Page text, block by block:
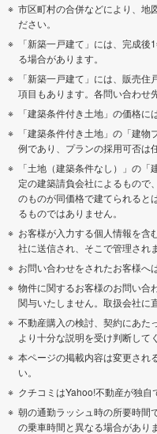
市区町村の合併などにより、地
ださい。
「新築一戸建て」には、完成
る場合があります。
「新築一戸建て」には、販売
項目もあります。各問い合わせ
「建築条件付き土地」の価格に
「建築条件付き土地」の「建
例であり、プランの採用可否は
「土地（建築条件なし）」の
定の建築請負会社によるもので
のものが同価格で建てられると
るものではありません。
お客様が入力する個人情報を含
社に送信され、そこで管理されま
お問い合わせをされたお客様へ
物件に関するお客様のお問い合
関与いたしません。取扱会社に
不動産購入の検討、契約にあた
より十分な説明を受け判断して
本ページの掲載内容は変更され
い。
クチコミはYahoo!不動産が独自
朝の通勤ラッシュ時の所要時間
の乗車時間と異なる場合がありま